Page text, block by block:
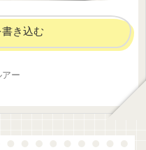
き込む
アー